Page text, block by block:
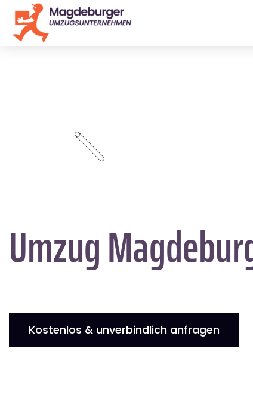
Umzug
Kostenlos & unverbindlich anfragen